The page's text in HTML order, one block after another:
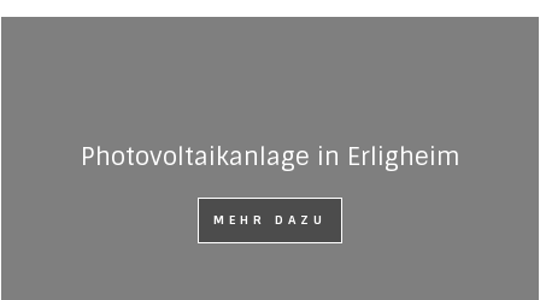
Photovoltaikanlage in Erligheim
MEHR DAZU